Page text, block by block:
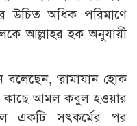
উচিত অধিক পরিমাণে
আল্লাহর হক অনুযায়ী
‘রামাযান হোক
কাছে আমল কবুল হওয়ার
একটি সৎকর্মের পর